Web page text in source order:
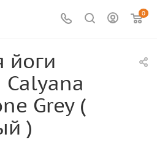
0
йоги
Calyana
Grey (
)